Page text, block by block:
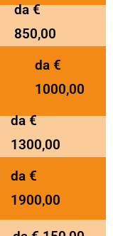
da €
850,00
da €
1000,00
da €
1300,00
da €
1900,00